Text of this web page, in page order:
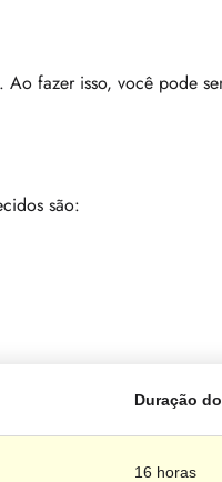
fazer isso, você pode
são:
Duração
16 horas